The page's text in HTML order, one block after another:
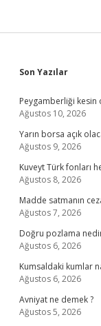
Sidebar
Son Yazılar
Peygamberliği kesin
Ağustos 10, 2026
Yarın borsa açık
Ağustos 9, 2026
Kuveyt Türk fonları
Ağustos 8, 2026
Madde satmanın
Ağustos 7, 2026
Doğru pozlama
Ağustos 6, 2026
Kumsaldaki kumlar
Ağustos 6, 2026
Avniyat ne demek ?
Ağustos 5, 2026